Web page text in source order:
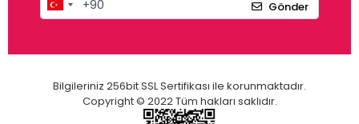
Gönder
Bilgileriniz 256bit SSL Sertifikası ile korunmaktadır.
Copyright © 2022 Tüm hakları saklıdır.